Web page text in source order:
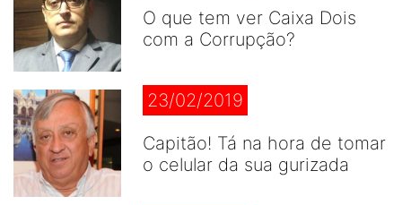
O que tem ver Caixa Dois
com a Corrupção?
23/02/2019
Capitão! Tá na hora de tomar
o celular da sua gurizada